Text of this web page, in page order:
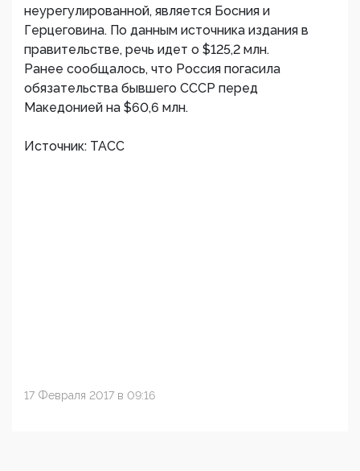
неурегулированной, является Босния и
Герцеговина. По данным источника издания в
правительстве, речь идет о $125,2 млн.
Ранее сообщалось, что Россия погасила
обязательства бывшего СССР перед
Македонией на $60,6 млн.
Источник: ТАСС
17 Февраля 2017 в 09:16